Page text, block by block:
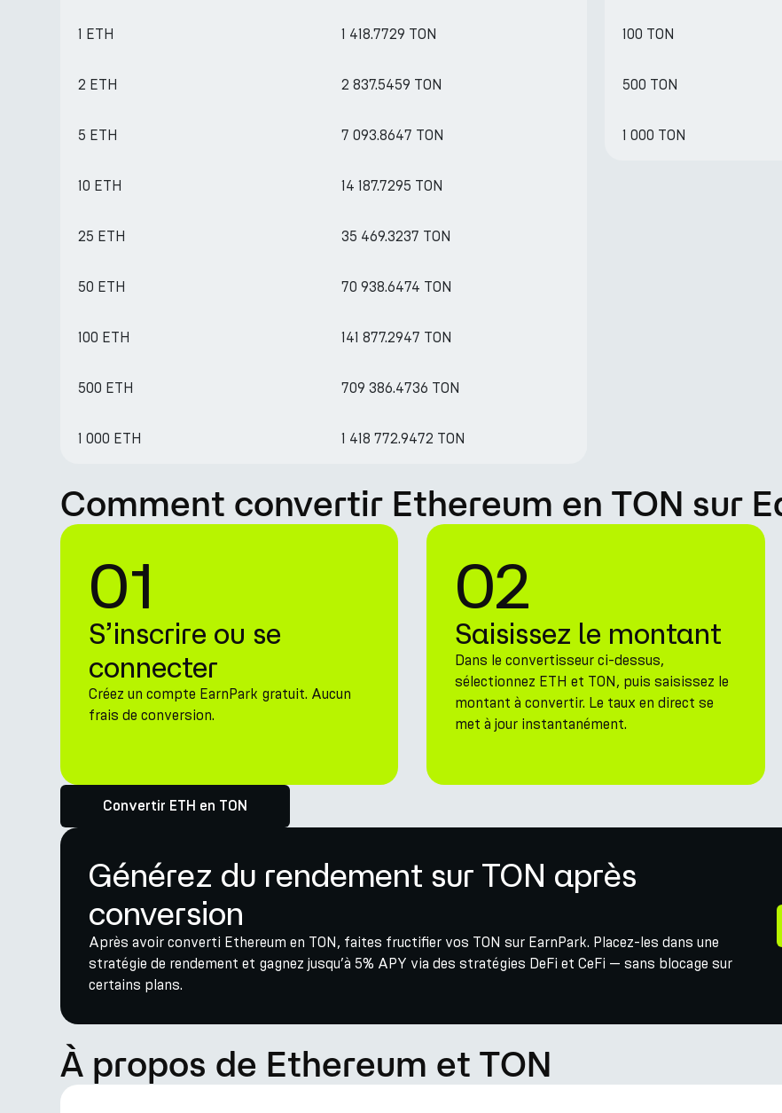
1 ETH 1 418.7729 TON
2 ETH 2 837.5459 TON
5 ETH 7 093.8647 TON
10 ETH 14 187.7295 TON
25 ETH 35 469.3237 TON
50 ETH 70 938.6474 TON
100 ETH 141 877.2947 TON
500 ETH 709 386.4736 TON
1 000 ETH 1 418 772.9472 TON
100 TON
500 TON
1 000 TON
Comment convertir Ethereum en TON sur
01
S’inscrire ou se
connecter
Créez un compte EarnPark gratuit. Aucun
frais de conversion.
02
Saisissez le montant
Dans le convertisseur ci-dessus,
sélectionnez ETH et TON, puis saisissez le
montant à convertir. Le taux en direct se
met à jour instantanément.
Convertir ETH en TON
Générez du rendement sur TON après
conversion
Après avoir converti Ethereum en TON, faites fructifier vos TON sur EarnPark. Placez-les dans une
stratégie de rendement et gagnez jusqu’à 5% APY via des stratégies DeFi et CeFi — sans blocage sur
certains plans.
À propos de Ethereum et TON